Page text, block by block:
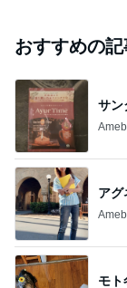
おすすめの
サン
アグ
モト